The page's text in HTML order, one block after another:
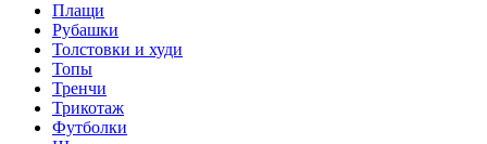
Плащи
Рубашки
Толстовки и худи
Топы
Тренчи
Трикотаж
Футболки